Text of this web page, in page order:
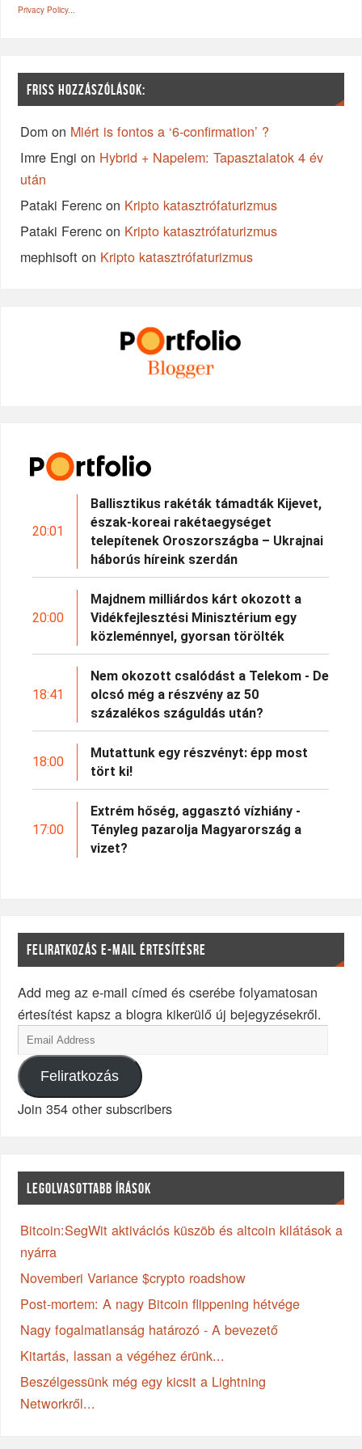
Privacy Policy...
FRISS HOZZÁSZÓLÁSOK:
Dom on Miért is fontos a ‘6-confirmation’ ?
Imre Engi on Hybrid + Napelem: Tapasztalatok 4 év
után
Pataki Ferenc on Kripto katasztrófaturizmus
Pataki Ferenc on Kripto katasztrófaturizmus
mephisoft on Kripto katasztrófaturizmus
20:01
Ballisztikus rakéták támadták Kijevet,
észak-koreai rakétaegységet
telepítenek Oroszországba – Ukrajnai
háborús híreink szerdán
20:00
Majdnem milliárdos kárt okozott a
Vidékfejlesztési Minisztérium egy
közleménnyel, gyorsan törölték
18:41
Nem okozott csalódást a Telekom - De
olcsó még a részvény az 50
százalékos száguldás után?
18:00
Mutattunk egy részvényt: épp most
tört ki!
17:00
Extrém hőség, aggasztó vízhiány -
Tényleg pazarolja Magyarország a
vizet?
FELIRATKOZÁS E-MAIL ÉRTESÍTÉSRE
Add meg az e-mail címed és cserébe folyamatosan
értesítést kapsz a blogra kikerülő új bejegyzésekről.
Feliratkozás
Join 354 other subscribers
LEGOLVASOTTABB ÍRÁSOK
Bitcoin:SegWit aktivációs küszöb és altcoin kilátások a
nyárra
Novemberi Variance $crypto roadshow
Post-mortem: A nagy Bitcoin flippening hétvége
Nagy fogalmatlanság határozó - A bevezető
Kitartás, lassan a végéhez érünk...
Beszélgessünk még egy kicsit a Lightning
Networkről...